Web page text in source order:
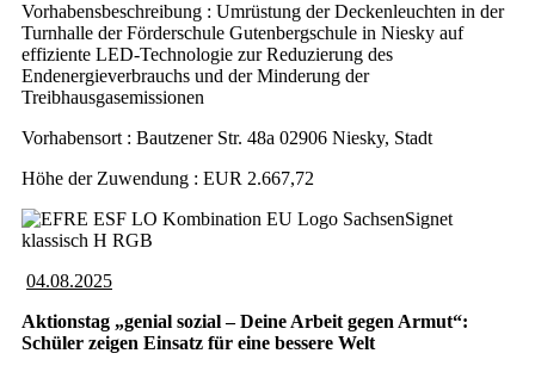
Vorhabensbeschreibung : Umrüstung der Deckenleuchten in der
Turnhalle der Förderschule Gutenbergschule in Niesky auf
effiziente LED-Technologie zur Reduzierung des
Endenergieverbrauchs und der Minderung der
Treibhausgasemissionen
Vorhabensort : Bautzener Str. 48a 02906 Niesky, Stadt
Höhe der Zuwendung : EUR 2.667,72
04.08.2025
Aktionstag „genial sozial – Deine Arbeit gegen Armut“:
Schüler zeigen Einsatz für eine bessere Welt